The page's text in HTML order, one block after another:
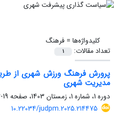
کلیدواژه‌ها =فرهنگ
تعداد مقالات:
1
پرورش فرهنگ ورزش شهری از
مدیریت شهری
دوره 1، شماره 1، زمستان 1403، صفحه
19-33
10.22034/judpm.2025.214475